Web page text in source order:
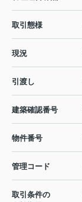
取引態様
現況
引渡し
建築確認番号
物件番号
管理コード
取引条件の